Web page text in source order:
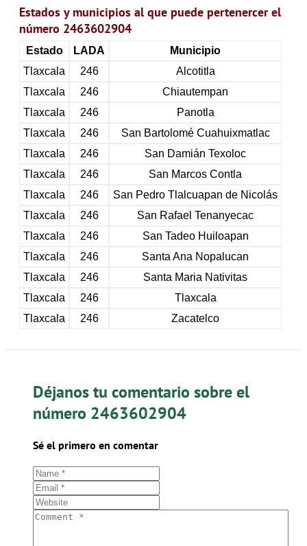
Estados y municipios al que puede pertenercer el
número 2463602904
Estado LADA
Municipio
Tlaxcala
246
Alcotitla
Tlaxcala
246
Chiautempan
Tlaxcala
246
Panotla
Tlaxcala
246
San Bartolomé Cuahuixmatlac
Tlaxcala
246
San Damián Texoloc
Tlaxcala
246
San Marcos Contla
Tlaxcala
246
San Pedro Tlalcuapan de Nicolás
Tlaxcala
246
San Rafael Tenanyecac
Tlaxcala
246
San Tadeo Huiloapan
Tlaxcala
246
Santa Ana Nopalucan
Tlaxcala
246
Santa Maria Nativitas
Tlaxcala
246
Tlaxcala
Tlaxcala
246 Zacatelco
Déjanos tu comentario sobre el
número 2463602904
Sé el primero en comentar